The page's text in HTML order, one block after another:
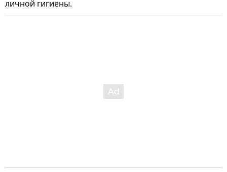
личной гигиены.